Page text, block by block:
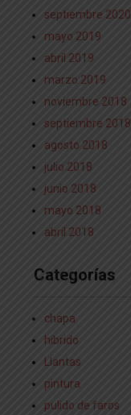
septiembre 2020
mayo 2019
abril 2019
marzo 2019
noviembre 2018
septiembre 2018
agosto 2018
julio 2018
junio 2018
mayo 2018
abril 2018
Categorías
chapa
hibrido
Llantas
pintura
pulido de faros